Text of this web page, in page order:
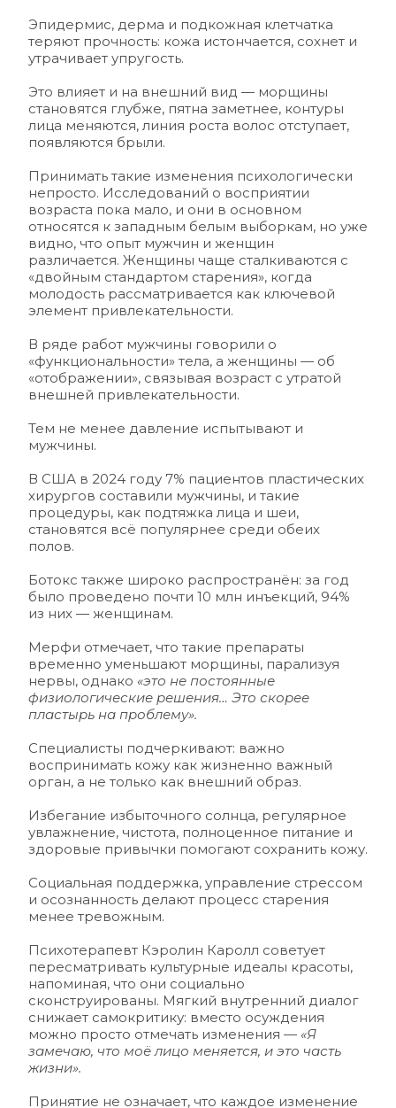
Эпидермис, дерма и подкожная клетчатка
теряют прочность: кожа истончается, сохнет и
утрачивает упругость.
Это влияет и на внешний вид — морщины
становятся глубже, пятна заметнее, контуры
лица меняются, линия роста волос отступает,
появляются брыли.
Принимать такие изменения психологически
непросто. Исследований о восприятии
возраста пока мало, и они в основном
относятся к западным белым выборкам, но уже
видно, что опыт мужчин и женщин
различается. Женщины чаще сталкиваются с
«двойным стандартом старения», когда
молодость рассматривается как ключевой
элемент привлекательности.
В ряде работ мужчины говорили о
«функциональности» тела, а женщины — об
«отображении», связывая возраст с утратой
внешней привлекательности.
Тем не менее давление испытывают и
мужчины.
В США в 2024 году 7% пациентов пластических
хирургов составили мужчины, и такие
процедуры, как подтяжка лица и шеи,
становятся всё популярнее среди обеих
полов.
Ботокс также широко распространён: за год
было проведено почти 10 млн инъекций, 94%
из них — женщинам.
Мерфи отмечает, что такие препараты
временно уменьшают морщины, парализуя
нервы, однако «это не постоянные
физиологические решения… Это скорее
пластырь на проблему».
Специалисты подчеркивают: важно
воспринимать кожу как жизненно важный
орган, а не только как внешний образ.
Избегание избыточного солнца, регулярное
увлажнение, чистота, полноценное питание и
Социальная поддержка, управление стрессом
и осознанность делают процесс старения
менее тревожным.
Психотерапевт Кэролин Каролл советует
пересматривать культурные идеалы красоты,
напоминая, что они социально
сконструированы. Мягкий внутренний диалог
снижает самокритику: вместо осуждения
можно просто отмечать изменения — «Я
замечаю, что моё лицо меняется, и это часть
жизни».
Принятие не означает, что каждое изменение